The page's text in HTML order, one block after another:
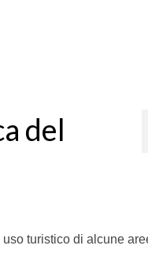
del
turistico di alcune